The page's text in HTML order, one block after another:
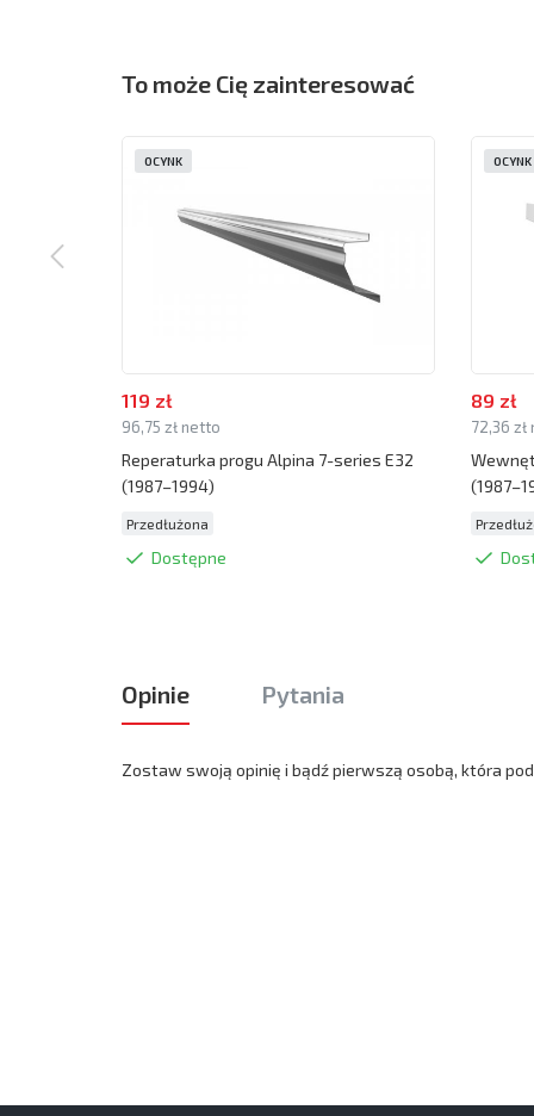
To może Cię zainteresować
119 zł
96,75 zł netto
Reperaturka progu Alpina 7-series E32
(1987–1994)
Przedłużona
Dostępne
OCYNK
89 zł
72,36
OCYNK
Opinie Pytania
Zostaw swoją opinię i bądź pierwszą osobą, która